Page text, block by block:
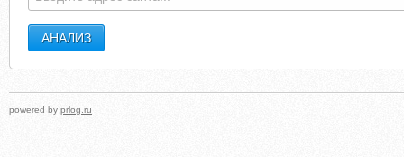
powered by prlog.ru